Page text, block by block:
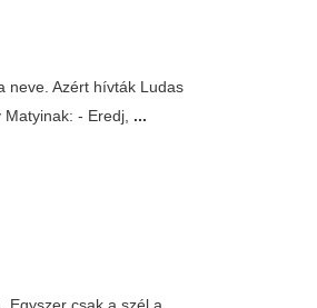
neve. Azért hívták Ludas
- Eredj, ...